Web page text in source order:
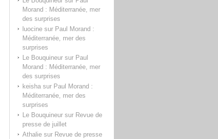
Morand : Méditerranée, mer
des surprises
luocinesur Paul Morand :
Méditerranée, mer des
surprises
Le Bouquineursur Paul
Morand : Méditerranée, mer
des surprises
keishasur Paul Morand :
Méditerranée, mer des
surprises
Le Bouquineursur Revue de
presse de juillet
Athaliesur Revue de presse